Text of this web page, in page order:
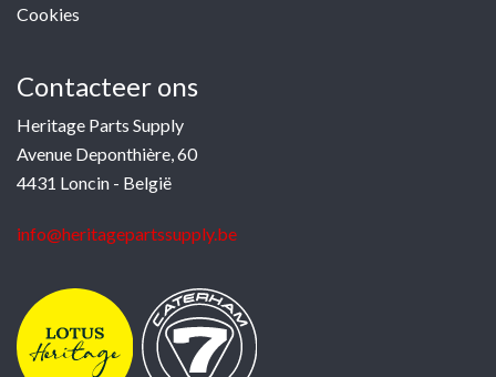
Cookies
Contacteer ons
Heritage Parts Supply
Avenue Deponthière, 60
4431 Loncin - België
info@heritagepartssupply.be